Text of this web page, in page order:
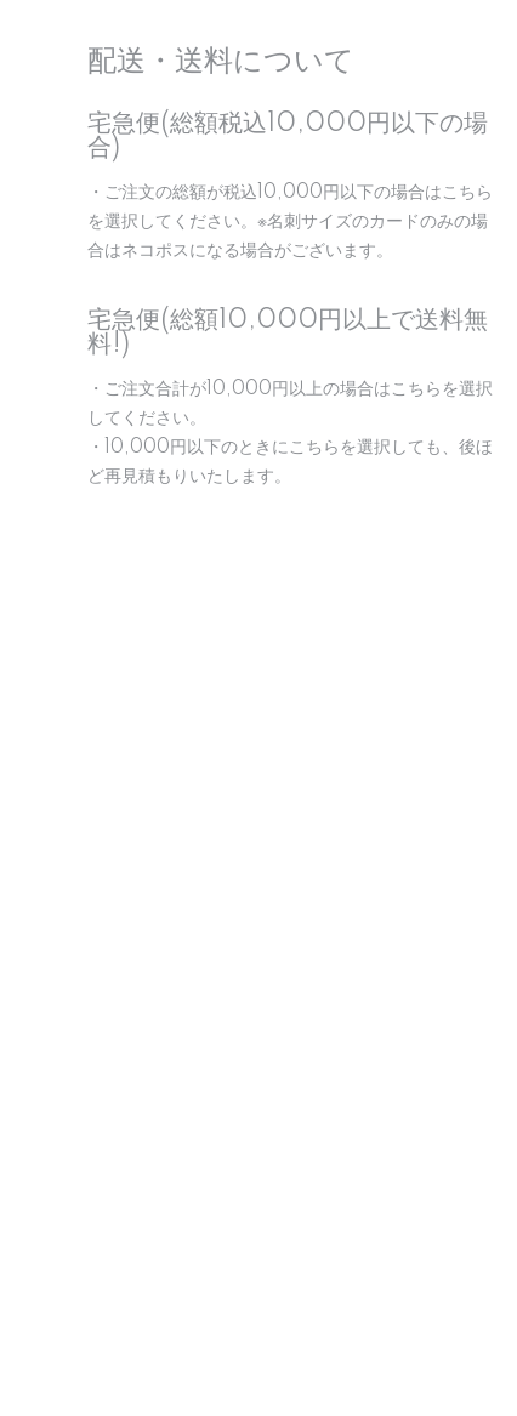
配送・送料について
宅急便(総額税込10,000円以下の場
合)
・ご注文の総額が税込10,000円以下の場合はこちら
を選択してください。※名刺サイズのカードのみの場
合はネコポスになる場合がございます。
宅急便(総額10,000円以上で送料無
料!)
・ご注文合計が10,000円以上の場合はこちらを選択
してください。
・10,000円以下のときにこちらを選択しても、後ほ
ど再見積もりいたします。